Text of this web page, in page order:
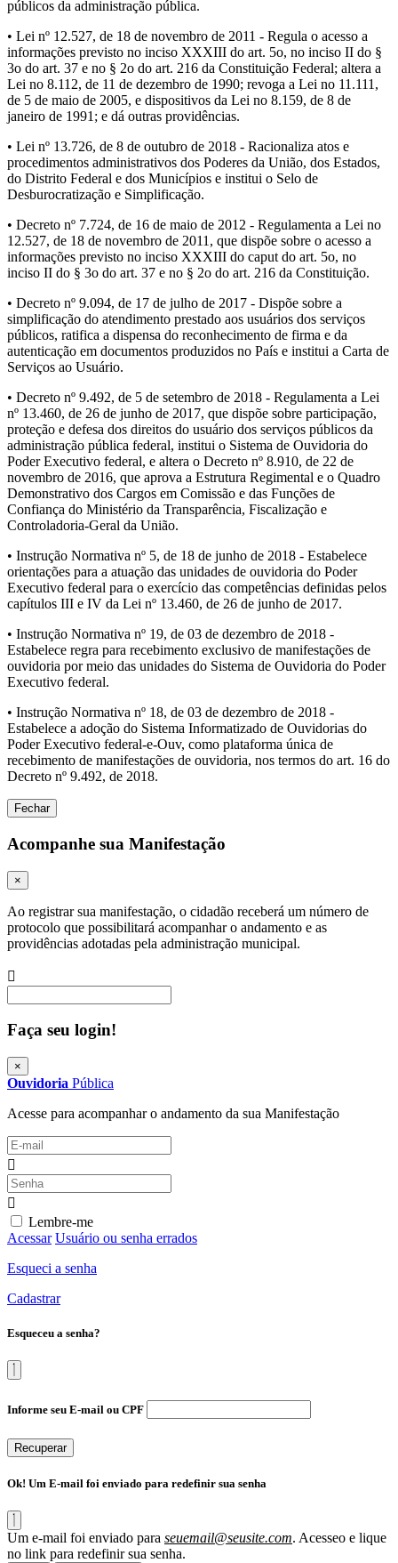
públicos da administração pública.
• Lei nº 12.527, de 18 de novembro de 2011 - Regula o acesso a
informações previsto no inciso XXXIII do art. 5o, no inciso II do §
3o do art. 37 e no § 2o do art. 216 da Constituição Federal; altera a
Lei no 8.112, de 11 de dezembro de 1990; revoga a Lei no 11.111,
de 5 de maio de 2005, e dispositivos da Lei no 8.159, de 8 de
janeiro de 1991; e dá outras providências.
• Lei nº 13.726, de 8 de outubro de 2018 - Racionaliza atos e
procedimentos administrativos dos Poderes da União, dos Estados,
do Distrito Federal e dos Municípios e institui o Selo de
Desburocratização e Simplificação.
• Decreto nº 7.724, de 16 de maio de 2012 - Regulamenta a Lei no
12.527, de 18 de novembro de 2011, que dispõe sobre o acesso a
informações previsto no inciso XXXIII do caput do art. 5o, no
inciso II do § 3o do art. 37 e no § 2o do art. 216 da Constituição.
• Decreto nº 9.094, de 17 de julho de 2017 - Dispõe sobre a
simplificação do atendimento prestado aos usuários dos serviços
públicos, ratifica a dispensa do reconhecimento de firma e da
autenticação em documentos produzidos no País e institui a Carta de
Serviços ao Usuário.
• Decreto nº 9.492, de 5 de setembro de 2018 - Regulamenta a Lei
nº 13.460, de 26 de junho de 2017, que dispõe sobre participação,
proteção e defesa dos direitos do usuário dos serviços públicos da
administração pública federal, institui o Sistema de Ouvidoria do
Poder Executivo federal, e altera o Decreto nº 8.910, de 22 de
novembro de 2016, que aprova a Estrutura Regimental e o Quadro
Demonstrativo dos Cargos em Comissão e das Funções de
Confiança do Ministério da Transparência, Fiscalização e
Controladoria-Geral da União.
• Instrução Normativa nº 5, de 18 de junho de 2018 - Estabelece
orientações para a atuação das unidades de ouvidoria do Poder
Executivo federal para o exercício das competências definidas pelos
capítulos III e IV da Lei nº 13.460, de 26 de junho de 2017.
• Instrução Normativa nº 19, de 03 de dezembro de 2018 -
Estabelece regra para recebimento exclusivo de manifestações de
ouvidoria por meio das unidades do Sistema de Ouvidoria do Poder
Executivo federal.
• Instrução Normativa nº 18, de 03 de dezembro de 2018 -
Estabelece a adoção do Sistema Informatizado de Ouvidorias do
Poder Executivo federal-e-Ouv, como plataforma única de
recebimento de manifestações de ouvidoria, nos termos do art. 16 do
Decreto nº 9.492, de 2018.
Fechar
Acompanhe sua Manifestação
×
Ao registrar sua manifestação, o cidadão receberá um número de
protocolo que possibilitará acompanhar o andamento e as
providências adotadas pela administração municipal.
Faça seu login!
×
Ouvidoria Pública
Acesse para acompanhar o andamento da sua Manifestação
Lembre-me
Acessar Usuário ou senha errados
Esqueci a senha
Cadastrar
Esqueceu a senha?
Informe seu E-mail ou CPF
Recuperar
Ok! Um E-mail foi enviado para redefinir sua senha
Um e-mail foi enviado para seuemail@seusite.com. Acesseo e lique
no link para redefinir sua senha.